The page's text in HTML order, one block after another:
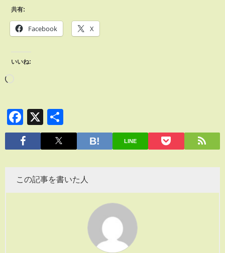
共有:
Facebook X
いいね:
Facebook
X
有
LINE
この記事を書いた人